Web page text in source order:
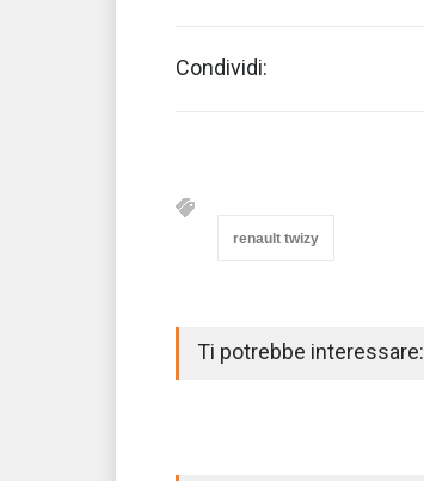
Condividi:
renault twizy
Ti potrebbe interessare: